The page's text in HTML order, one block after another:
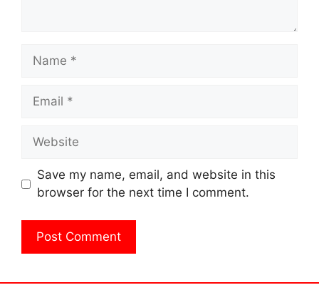
Name
Email
Website
Save my name, email, and website in this
browser for the next time I comment.